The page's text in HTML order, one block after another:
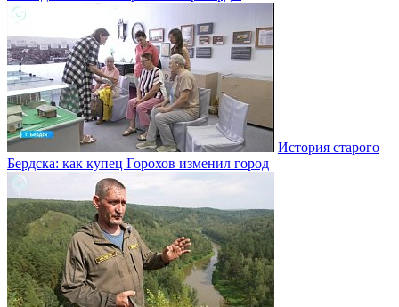
История старого
Бердска: как купец Горохов изменил город